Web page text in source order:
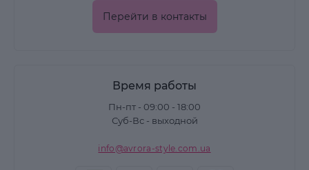
Перейти в контакты
Время работы
Пн-пт - 09:00 - 18:00
Суб-Вс - выходной
info@avrora-style.com.ua